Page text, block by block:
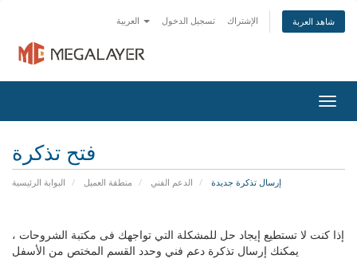
تسجيل الدخول الإشتراك شاهد العربة
فتح تذكرة
البوابة الرئيسية منطقة العميل الدعم الفني إرسال تذكرة جديدة
إذا كنت لا تستطيع إيجاد حل للمشكلة التي تواجهك فى مكتبة الشروحات ،
يمكنك إرسال تذكرة دعم فني وحدد القسم المختص من الأسفل